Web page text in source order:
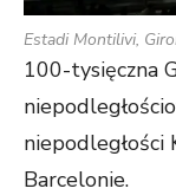
Estadi Montilivi,
100-tysięczna
Barcelonie.